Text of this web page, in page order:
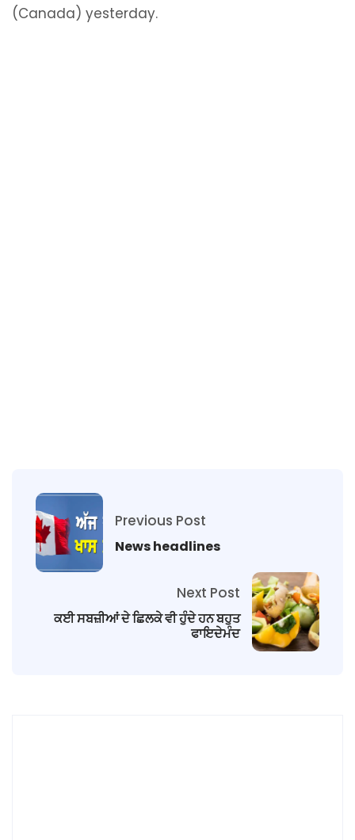
(Canada) yesterday.
Previous Post
News headlines
Next Post
ਕਈ ਸਬਜ਼ੀਆਂ ਦੇ ਛਿਲਕੇ ਵੀ ਹੁੰਦੇ ਹਨ ਬਹੁਤ
ਫਾਇਦੇਮੰਦ